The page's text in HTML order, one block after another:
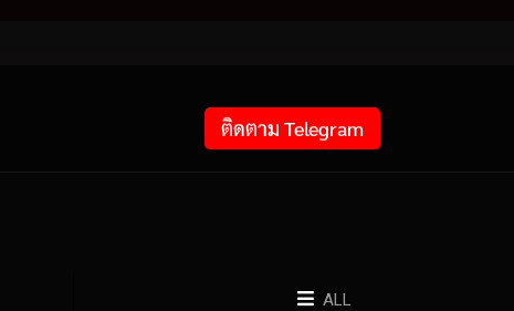
ติดตาม Telegram
ALL